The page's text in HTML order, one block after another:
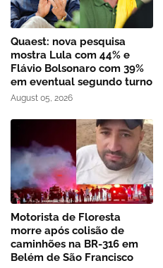
Quaest: nova pesquisa
mostra Lula com 44% e
Flávio Bolsonaro com 39%
em eventual segundo turno
August 05, 2026
Motorista de Floresta
morre após colisão de
caminhões na BR-316 em
Belém de São Francisco